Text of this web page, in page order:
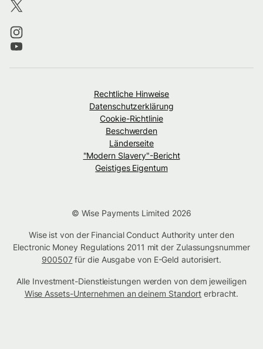
Rechtliche Hinweise
Datenschutzerklärung
Cookie-Richtlinie
Beschwerden
Länderseite
"Modern Slavery"-Bericht
Geistiges Eigentum
© Wise Payments Limited 2026
Wise ist von der Financial Conduct Authority unter den
Electronic Money Regulations 2011 mit der Zulassungsnummer
900507für die Ausgabe von E-Geld autorisiert.
Alle Investment-Dienstleistungen werden von dem jeweiligen
Wise Assets-Unternehmen an deinem Standort erbracht.